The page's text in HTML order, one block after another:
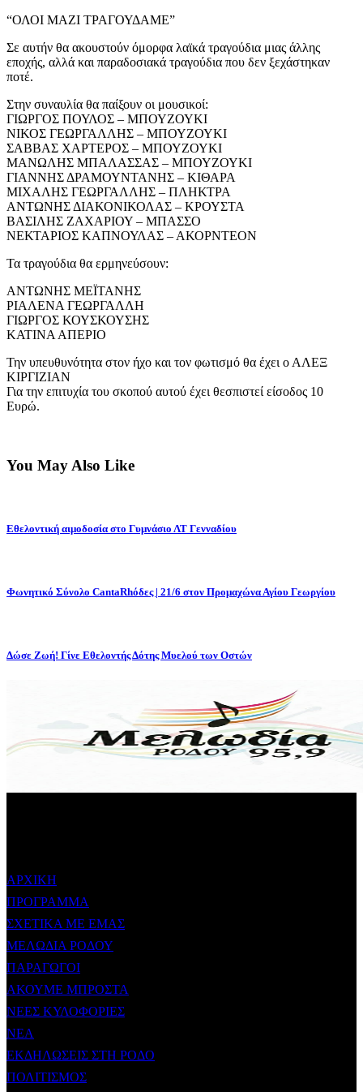
“ΟΛΟΙ ΜΑΖΙ ΤΡΑΓΟΥΔΑΜΕ”
Σε αυτήν θα ακουστούν όμορφα λαϊκά τραγούδια μιας άλλης
εποχής, αλλά και παραδοσιακά τραγούδια που δεν ξεχάστηκαν
ποτέ.
Στην συναυλία θα παίξουν οι μουσικοί:
ΓΙΩΡΓΟΣ ΠΟΥΛΟΣ – ΜΠΟΥΖΟΥΚΙ
ΝΙΚΟΣ ΓΕΩΡΓΑΛΛΗΣ – ΜΠΟΥΖΟΥΚΙ
ΣΑΒΒΑΣ ΧΑΡΤΕΡΟΣ – ΜΠΟΥΖΟΥΚΙ
ΜΑΝΩΛΗΣ ΜΠΑΛΑΣΣΑΣ – ΜΠΟΥΖΟΥΚΙ
ΓΙΑΝΝΗΣ ΔΡΑΜΟΥΝΤΑΝΗΣ – ΚΙΘΑΡΑ
ΜΙΧΑΛΗΣ ΓΕΩΡΓΑΛΛΗΣ – ΠΛΗΚΤΡΑ
ΑΝΤΩΝΗΣ ΔΙΑΚΟΝΙΚΟΛΑΣ – ΚΡΟΥΣΤΑ
ΒΑΣΙΛΗΣ ΖΑΧΑΡΙΟΥ – ΜΠΑΣΣΟ
ΝΕΚΤΑΡΙΟΣ ΚΑΠΝΟΥΛΑΣ – ΑΚΟΡΝΤΕΟΝ
Τα τραγούδια θα ερμηνεύσουν:
ΑΝΤΩΝΗΣ ΜΕΪΤΑΝΗΣ
ΡΙΑΛΕΝΑ ΓΕΩΡΓΑΛΛΗ
ΓΙΩΡΓΟΣ ΚΟΥΣΚΟΥΣΗΣ
ΚΑΤΙΝΑ ΑΠΕΡΙΟ
Την υπευθυνότητα στον ήχο και τον φωτισμό θα έχει ο ΑΛΕΞ
ΚΙΡΓΙΖΙΑΝ
Για την επιτυχία του σκοπού αυτού έχει θεσπιστεί είσοδος 10
Ευρώ.
You May Also Like
Εθελοντική αιμοδοσία στο Γυμνάσιο ΛΤ Γενναδίου
Φωνητικό Σύνολο CantaRhόδες | 21/6 στον Προμαχώνα Αγίου Γεωργίου
Δώσε Ζωή! Γίνε Εθελοντής Δότης Μυελού των Οστών
ΑΡΧΙΚΗ
ΠΡΟΓΡΑΜΜΑ
ΣΧΕΤΙΚΑ ΜΕ ΕΜΑΣ
ΜΕΛΩΔΙΑ ΡΟΔΟΥ
ΠΑΡΑΓΩΓΟΙ
ΑΚΟΥΜΕ ΜΠΡΟΣΤΑ
ΝΕΕΣ ΚΥΛΟΦΟΡΙΕΣ
ΝΕΑ
ΕΚΔΗΛΩΣΕΙΣ ΣΤΗ ΡΟΔΟ
ΠΟΛΙΤΙΣΜΟΣ